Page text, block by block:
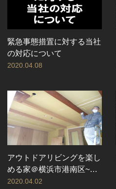
緊急事態措置に対する当社
の対応について
2020.04.08
アウトドアリビングを楽し
める家＠横浜市港南区~室
内工事
2020.04.02